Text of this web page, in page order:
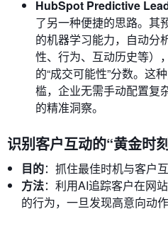
HubSpot Predictive
了另一种便捷的思路。其
的机器学习能力，自动分
性、行为、互动历史等）
的“成交可能性”分数。这
槛，企业无需手动配置复
的精准洞察。
识别客户互动的“黄金时
目的：抓住最佳时机与客户
方法：利用AI追踪客户在网
的行为，一旦发现高意向动